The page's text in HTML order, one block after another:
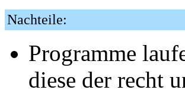
Nachteile:
Programme
diese der recht